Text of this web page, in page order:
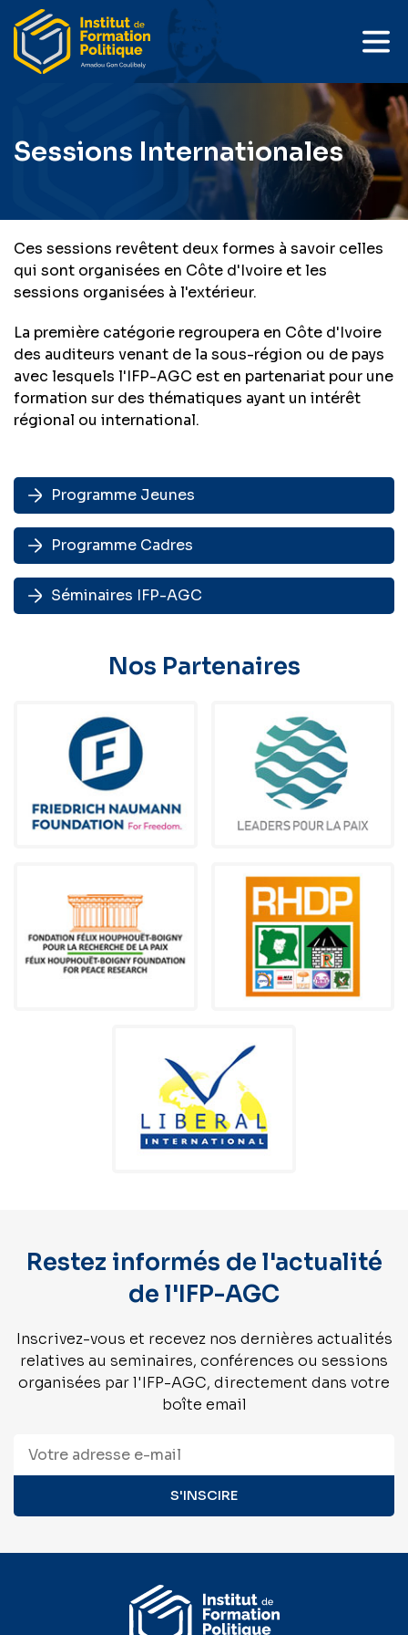
Sessions Internationales
Ces sessions revêtent deux formes à savoir celles
qui sont organisées en Côte d'Ivoire et les
sessions organisées à l'extérieur.
La première catégorie regroupera en Côte d'Ivoire
des auditeurs venant de la sous-région ou de pays
avec lesquels l'IFP-AGC est en partenariat pour une
formation sur des thématiques ayant un intérêt
régional ou international.
Programme Jeunes
Programme Cadres
Séminaires IFP-AGC
Nos Partenaires
Restez informés de l'actualité
de l'IFP-AGC
Inscrivez-vous et recevez nos dernières actualités
relatives au seminaires, conférences ou sessions
organisées par l'IFP-AGC, directement dans votre
boîte email